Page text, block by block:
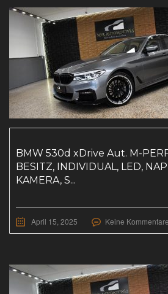
BMW 530d xDrive Aut. M-
BESITZ, INDIVIDUAL, LED,
KAMERA, S...
April 15, 2025 Keine Kommentare